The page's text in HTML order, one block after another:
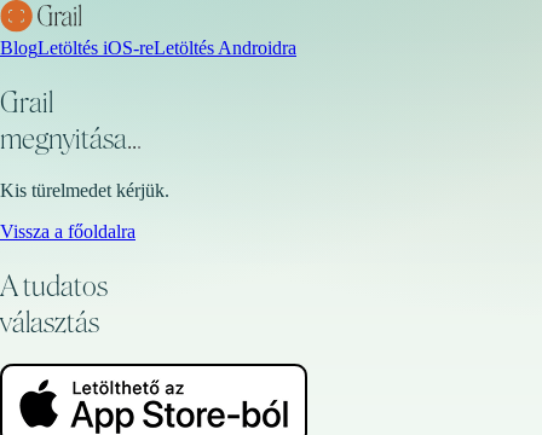
BlogLetöltés iOS-reLetöltés Androidra
Grail
megnyitása...
Kis türelmedet kérjük.
Vissza a főoldalra
A tudatos
választás